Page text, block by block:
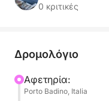
Palmarola, έναν
μακριά από τα
Με τη σταθερότητα
0 κριτικές
Δρομολόγιο
Αφετηρία:
Porto Badino, Italia